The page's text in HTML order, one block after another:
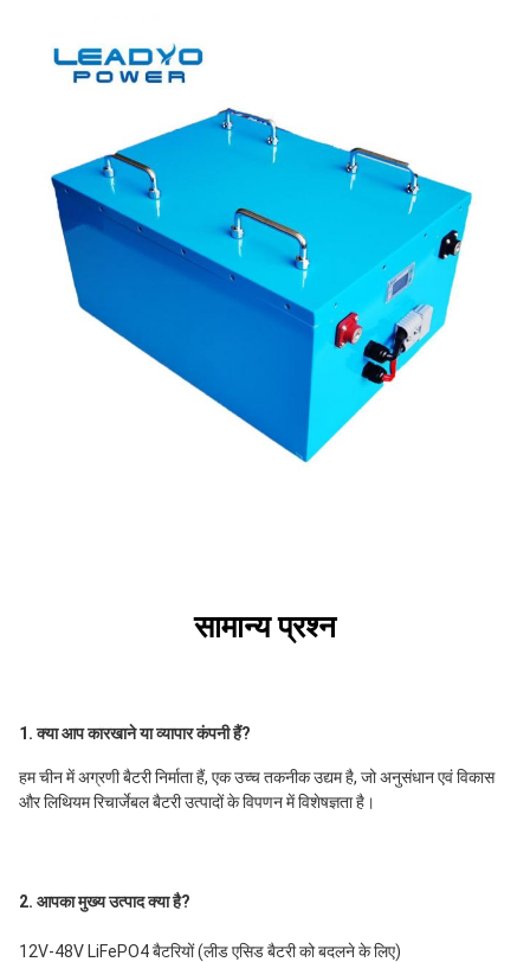
सामान्य प्रश्न
1. क्या आप कारखाने या व्यापार कंपनी हैं?
हम चीन में अग्रणी बैटरी निर्माता हैं, एक उच्च तकनीक उद्यम है, जो अनुसंधान एवं विकास
और लिथियम रिचार्जेबल बैटरी उत्पादों के विपणन में विशेषज्ञता है।
2. आपका मुख्य उत्पाद क्या है?
12V-48V LiFePO4 बैटरियों (लीड एसिड बैटरी को बदलने के लिए)